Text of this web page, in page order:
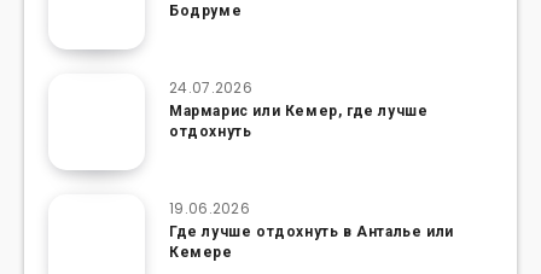
Бодруме
24.07.2026
Мармарис или Кемер, где лучше
отдохнуть
19.06.2026
Где лучше отдохнуть в Анталье или
Кемере